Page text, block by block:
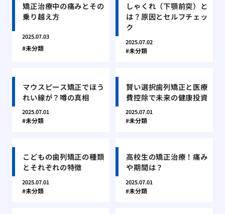
矯正治療中の痛みとその
乗り越え方
2025.07.03
未分類
しゃくれ（下顎前突）と
は？原因とセルフチェッ
ク
2025.07.02
未分類
マウスピース矯正でほう
れい線が？噂の真相
2025.07.01
未分類
賢い選択歯列矯正と医療
費控除で未来の健康投資
2025.07.01
未分類
こどもの歯列矯正の種類
とそれぞれの特徴
2025.07.01
未分類
高校生の矯正治療！痛み
や期間は？
2025.07.01
未分類